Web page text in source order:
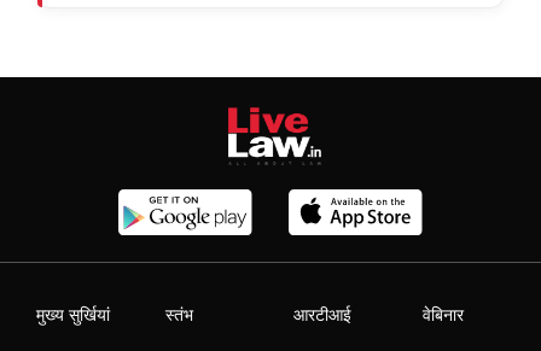
मुख्य सुर्खियां स्तंभ आरटीआई वेबिनार